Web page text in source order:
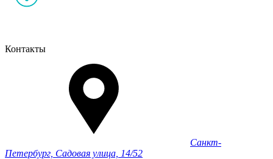
Контакты
Санкт-
Петербург, Садовая улица, 14/52